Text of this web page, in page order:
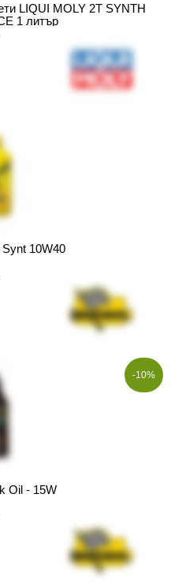
LIQUI MOLY 2T SYNTH
1 литър
10W40
-10%
Oil - 15W